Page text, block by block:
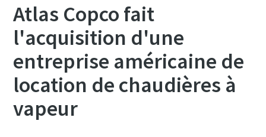
Atlas Copco fait
l'acquisition d'une
entreprise américaine de
location de chaudières à
vapeur